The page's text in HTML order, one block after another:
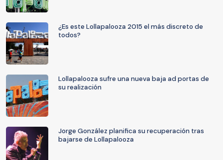
¿Es este Lollapalooza 2015 el más discreto de
todos?
Lollapalooza sufre una nueva baja ad portas de
su realización
Jorge González planifica su recuperación tras
bajarse de Lollapalooza